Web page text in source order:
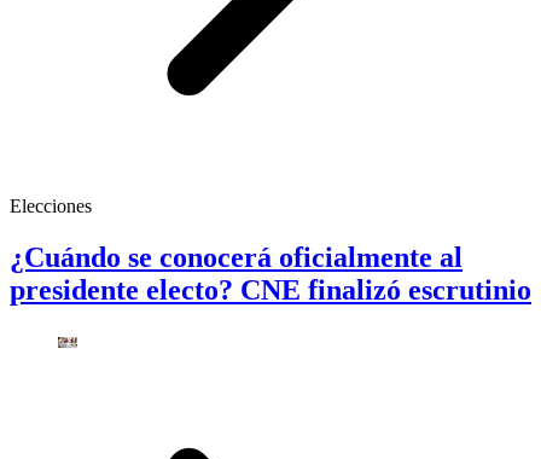
Elecciones
¿Cuándo se conocerá oficialmente al
presidente electo? CNE finalizó escrutinio